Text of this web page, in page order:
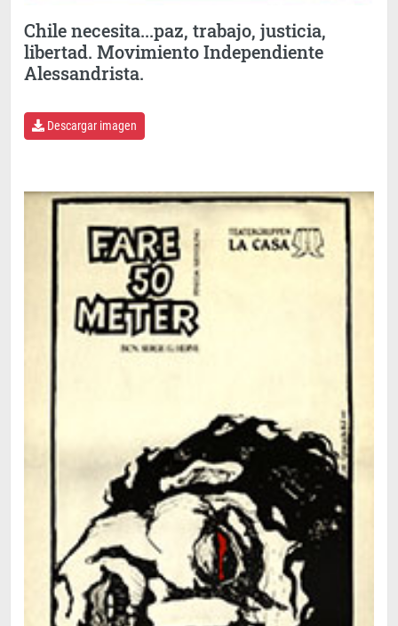
Chile necesita...paz, trabajo, justicia,
libertad. Movimiento Independiente
Alessandrista.
Descargar imagen